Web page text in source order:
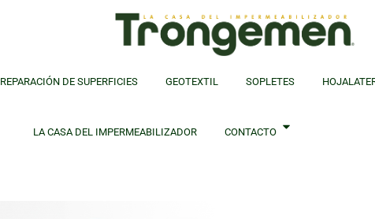
REPARACIÓN DE SUPERFICIES GEOTEXTIL SOPLETES
LA CASA DEL IMPERMEABILIZADOR CONTACTO